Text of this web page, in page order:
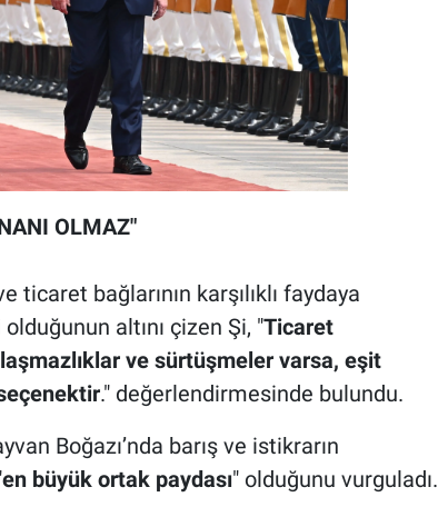
OLMAZ"
ticaret bağlarının karşılıklı faydaya
altını çizen Şi, "Ticaret
ve sürtüşmeler varsa, eşit
." değerlendirmesinde bulundu.
Boğazı’nda barış ve istikrarın
en büyük ortak paydası" olduğunu vurguladı.